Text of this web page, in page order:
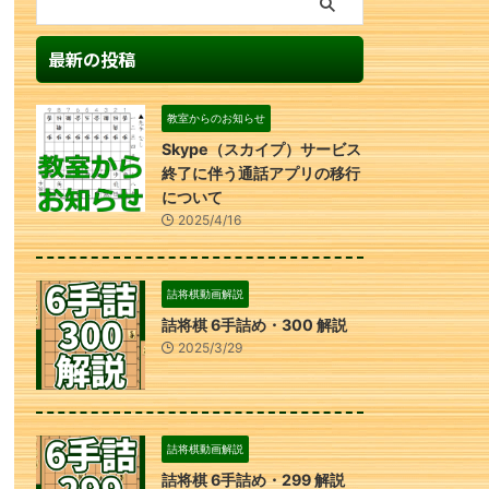
最新の投稿
教室からのお知らせ
Skype（スカイプ）サービス
終了に伴う通話アプリの移行
について
2025/4/16
詰将棋動画解説
詰将棋 6手詰め・300 解説
2025/3/29
詰将棋動画解説
詰将棋 6手詰め・299 解説